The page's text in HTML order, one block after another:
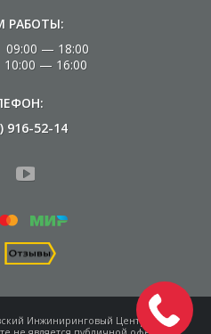
РАБОТЫ:
— 18:00
— 16:00
916-52-14
Инжиниринговый Центр»